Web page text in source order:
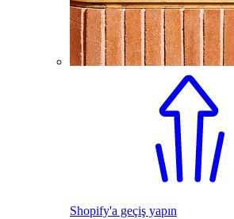
Shopify'a geçiş yapın